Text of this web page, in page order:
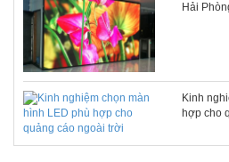
Hải
Kinh
hợp cho